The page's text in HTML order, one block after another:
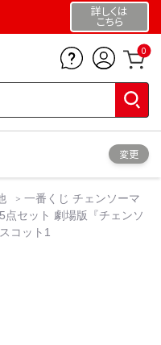
詳しくは
こちら
0
変更
一番くじ チェンソーマ
点セット 劇場版『チェンソ
コット1